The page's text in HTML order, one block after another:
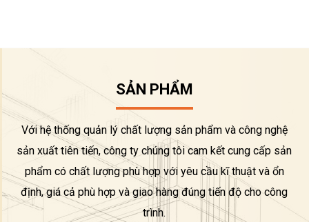
SẢN PHẨM
Với hệ thống quản lý chất lượng sản phẩm và công nghệ
sản xuất tiên tiến, công ty chúng tôi cam kết cung cấp sản
phẩm có chất lượng phù hợp với yêu cầu kĩ thuật và ổn
định, giá cả phù hợp và giao hàng đúng tiến độ cho công
trình.